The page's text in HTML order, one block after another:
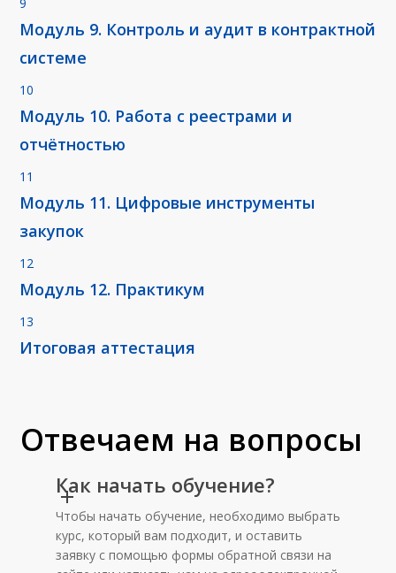
Модуль 9. Контроль и аудит в контрактной
системе
10
Модуль 10. Работа с реестрами и
отчётностью
11
Модуль 11. Цифровые инструменты
закупок
12
Модуль 12. Практикум
13
Итоговая аттестация
Отвечаем на вопросы
Как начать обучение?
Чтобы начать обучение, необходимо выбрать
курс, который вам подходит, и оставить
заявку с помощью формы обратной связи на